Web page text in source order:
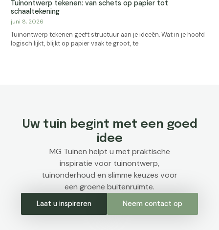
Tuinontwerp tekenen: van schets op papier tot
schaaltekening
juni 8, 2026
Tuinontwerp tekenen geeft structuur aan je ideeën. Wat in je hoofd
logisch lijkt, blijkt op papier vaak te groot, te
Uw tuin begint met een goed
idee
MG Tuinen helpt u met praktische
inspiratie voor tuinontwerp,
tuinonderhoud en slimme keuzes voor
een groene buitenruimte.
Laat u inspireren Neem contact op